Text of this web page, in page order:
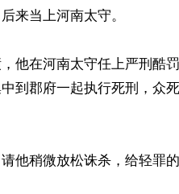
来当上河南太守。
他在河南太守任上严刑酷
到郡府一起执行死刑，众
他稍微放松诛杀，给轻罪